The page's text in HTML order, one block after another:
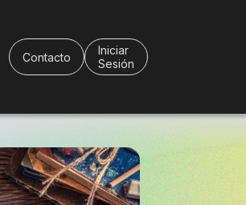
Contacto
Iniciar
Sesión